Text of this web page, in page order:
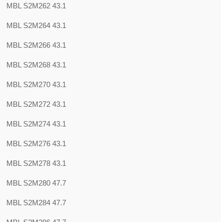
MBL S2M262 43.1
MBL S2M264 43.1
MBL S2M266 43.1
MBL S2M268 43.1
MBL S2M270 43.1
MBL S2M272 43.1
MBL S2M274 43.1
MBL S2M276 43.1
MBL S2M278 43.1
MBL S2M280 47.7
MBL S2M284 47.7